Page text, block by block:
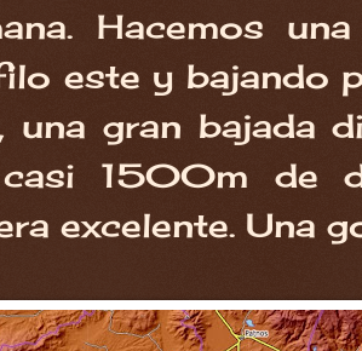
Hacemos
este y bajando
una gran bajada
1500m de
excelente. Una